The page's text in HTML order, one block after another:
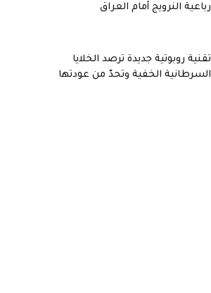
رباعية النرويج أمام العراق
تقنية روبوتية جديدة ترصد الخلايا
السرطانية الخفية وتحدّ من عودتها